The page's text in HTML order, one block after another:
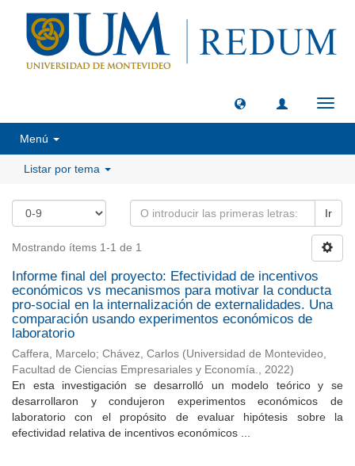
Menú
Listar por tema
Ir
Mostrando ítems 1-1 de 1
Informe final del proyecto: Efectividad de incentivos
económicos vs mecanismos para motivar la conducta
pro-social en la internalización de externalidades. Una
comparación usando experimentos económicos de
laboratorio
Caffera, Marcelo; Chávez, Carlos (Universidad de Montevideo,
Facultad de Ciencias Empresariales y Economía., 2022)
En esta investigación se desarrolló un modelo teórico y se
desarrollaron y condujeron experimentos económicos de
laboratorio con el propósito de evaluar hipótesis sobre la
efectividad relativa de incentivos económicos ...